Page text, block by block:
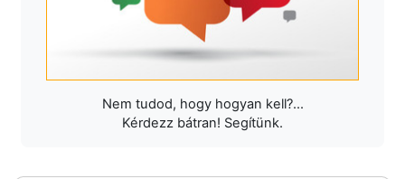
Nem tudod, hogy hogyan kell?...
Kérdezz bátran! Segítünk.